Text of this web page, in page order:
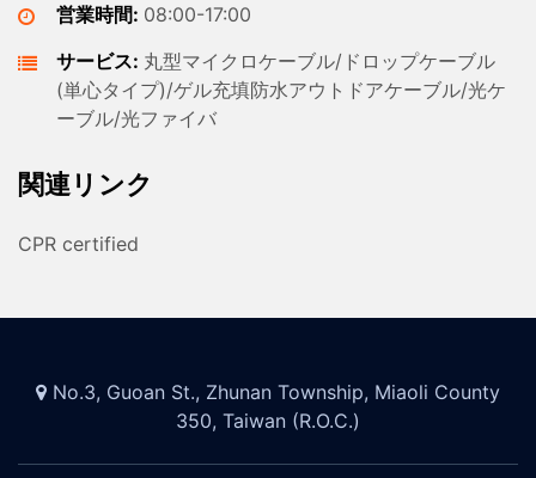
営業時間: 08:00-17:00
サービス: 丸型マイクロケーブル/ドロップケーブル
(単心タイプ)/ゲル充填防水アウトドアケーブル/光ケ
ーブル/光ファイバ
関連リンク
CPR certified
No.3, Guoan St., Zhunan Township, Miaoli County
350, Taiwan (R.O.C.)